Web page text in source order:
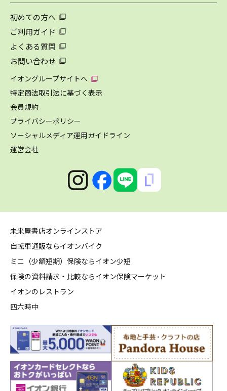
初めての方へ
ご利用ガイド
よくある質問
お問い合わせ
イオングループサイトへ
特定商法取引法に基づく表示
会員規約
プライバシーポリシー
ソーシャルメディア運用ガイドライン
運営会社
未来屋書店オンラインストア
自転車通販ならイオンバイク
ミニ（少額短期）保険ならイオン少短
保険の資料請求・比較ならイオン保険マーケット
イオンのレストラン
四六時中